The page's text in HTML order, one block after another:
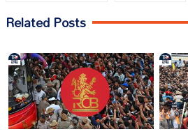
Related Posts